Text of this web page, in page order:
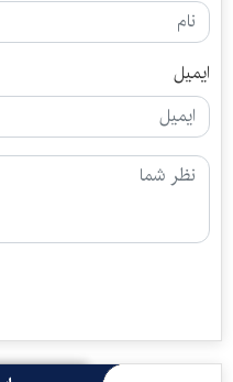
ایمیل